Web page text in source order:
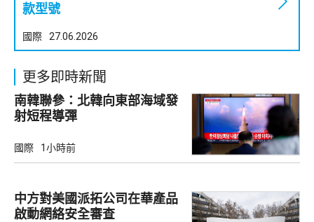
款型號
國際 27.06.2026
更多即時新聞
南韓聯參：北韓向東部海域發
射短程導彈
國際 1小時前
中方對美國派拓公司在華產品
啟動網絡安全審查